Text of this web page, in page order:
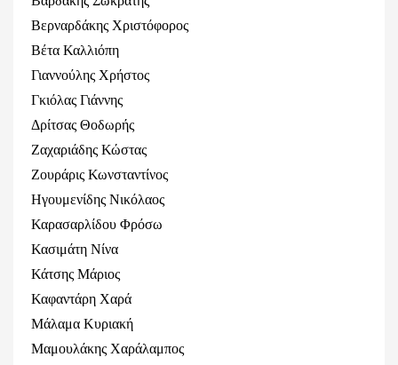
Βερναρδάκης Χριστόφορος
Βέτα Καλλιόπη
Γιαννούλης Χρήστος
Γκιόλας Γιάννης
Δρίτσας Θοδωρής
Ζαχαριάδης Κώστας
Ζουράρις Κωνσταντίνος
Ηγουμενίδης Νικόλαος
Καρασαρλίδου Φρόσω
Κασιμάτη Νίνα
Κάτσης Μάριος
Καφαντάρη Χαρά
Μάλαμα Κυριακή
Μαμουλάκης Χαράλαμπος